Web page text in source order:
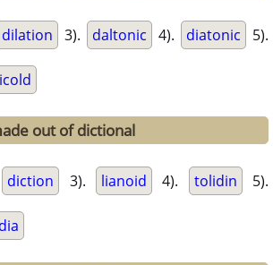
dilation 3). daltonic 4). diatonic 5).
out of dictional
diction 3). lianoid 4). tolidin 5).